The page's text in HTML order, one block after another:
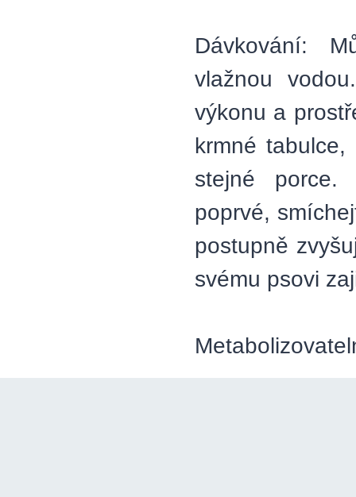
Dávkování:
vlažnou
výkonu a
krmné
stejné porce.
poprvé,
postupně
svému psovi